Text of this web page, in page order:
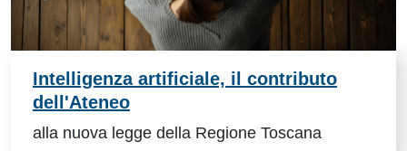
Intelligenza artificiale, il contributo
dell'Ateneo
alla nuova legge della Regione Toscana